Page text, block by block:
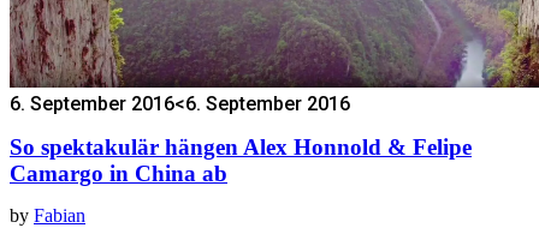
6. September 2016<6. September 2016
So spektakulär hängen Alex Honnold & Felipe
Camargo in China ab
by Fabian